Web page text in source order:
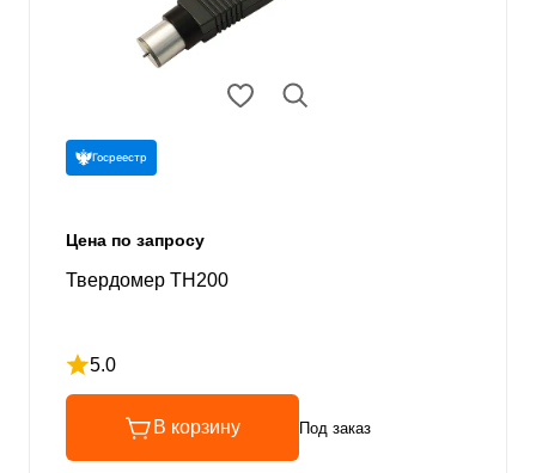
Госреестр
Цена по запросу
Твердомер TH200
5.0
Рейтинг 5 из 5
В корзину Под заказ